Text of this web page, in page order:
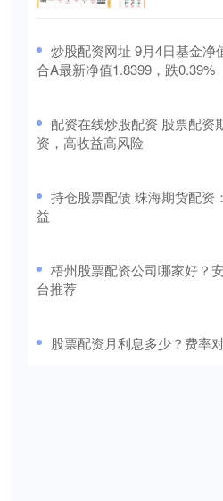
炒股配资网址 9月4日基金净
合A最新净值1.8399，跌0.39%
配资在线炒股配资 股票配资
资，高收益高风险
持仓股票配债 珠海期货配资
益
梧州股票配资公司哪家好？
台推荐
股票配资月利息多少？费率